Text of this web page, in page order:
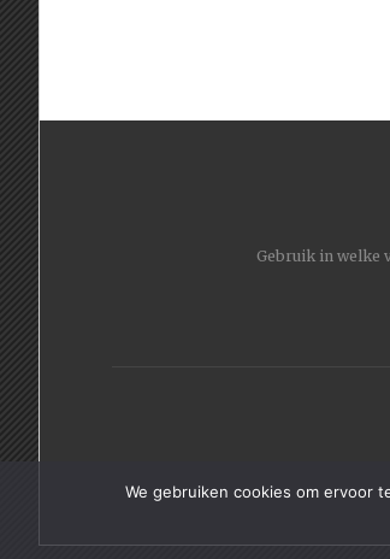
Gebruik in welke
We gebruiken cookies om ervoor